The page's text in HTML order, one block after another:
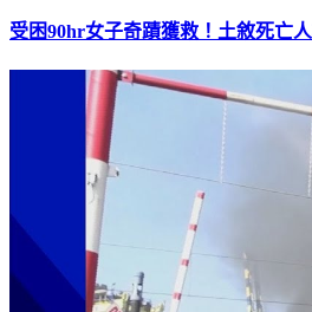
受困90hr女子奇蹟獲救！土敘死亡